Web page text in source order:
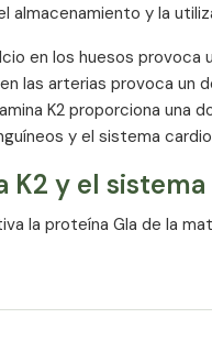
almacenamiento y la
en los huesos provoca
las arterias provoca un
K2 proporciona una
y el sistema
K2 y el
la proteína Gla de la